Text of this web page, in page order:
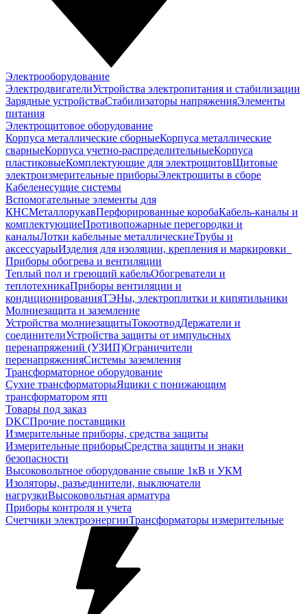
Электрооборудование
ЭлектродвигателиУстройства электропитания и стабилизации
Зарядные устройстваСтабилизаторы напряженияЭлементы
питания
Электрощитовое оборудование
Корпуса металлические сборныеКорпуса металлические
сварныеКорпуса учетно-распределительныеКорпуса
пластиковыеКомплектующие для электрощитовЩитовые
электроизмерительные приборыЭлектрощиты в сборе
Кабеленесущие системы
Вспомогательные элементы для
КНСМеталлорукавПерфорированные коробаКабель-каналы и
комплектующиеПротивопожарные перегородки и
каналыЛотки кабельные металлическиеТрубы и
аксессуарыИзделия для изоляции, крепления и маркировки
Приборы обогрева и вентиляции
Теплый пол и греющий кабельОбогреватели и
теплотехникаПриборы вентиляции и
кондиционированияТЭНы, электроплитки и кипятильники
Молниезащита и заземление
Устройства молниезащитыТокоотводДержатели и
соединителиУстройства защиты от импульсных
перенапряжений (УЗИП)Ограничители
перенапряженияСистемы заземления
Трансформаторное оборудование
Сухие трансформаторыЯщики с понижающим
трансформатором ятп
Товары под заказ
DKCПрочие поставщики
Измерительные приборы, средства защиты
Измерительные приборыСредства защиты и знаки
безопасности
Высоковольтное оборудование свыше 1кВ и УКМ
Изоляторы, разъединители, выключатели
нагрузкиВысоковольтная арматура
Приборы контроля и учета
Счетчики электроэнергииТрансформаторы измерительные